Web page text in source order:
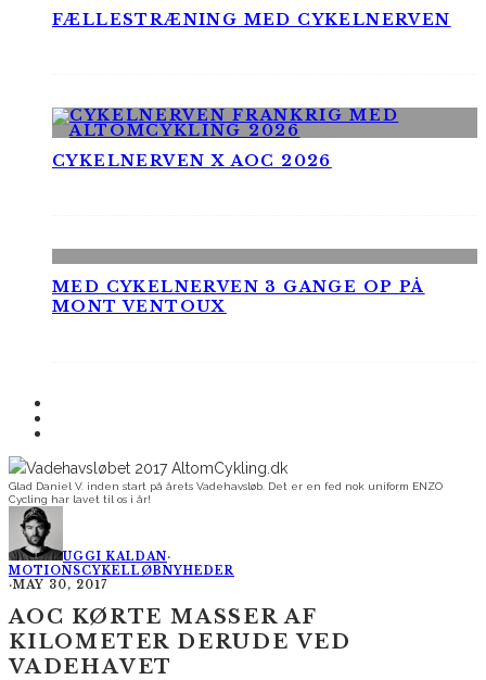
FÆLLESTRÆNING MED CYKELNERVEN
CYKELNERVEN X AOC 2026
MED CYKELNERVEN 3 GANGE OP PÅ
MONT VENTOUX
Glad Daniel V. inden start på årets Vadehavsløb. Det er en fed nok uniform ENZO
Cycling har lavet til os i år!
UGGI KALDAN·
MOTIONSCYKELLØBNYHEDER
·MAY 30, 2017
AOC KØRTE MASSER AF
KILOMETER DERUDE VED
VADEHAVET